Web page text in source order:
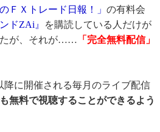
ＦＸトレード日報！」 の有料会
ドZAi』
を購読している人だけが
たが、それが…… 「完全無料配信」
に開催される毎月のライブ配信
無料で視聴することができるよう